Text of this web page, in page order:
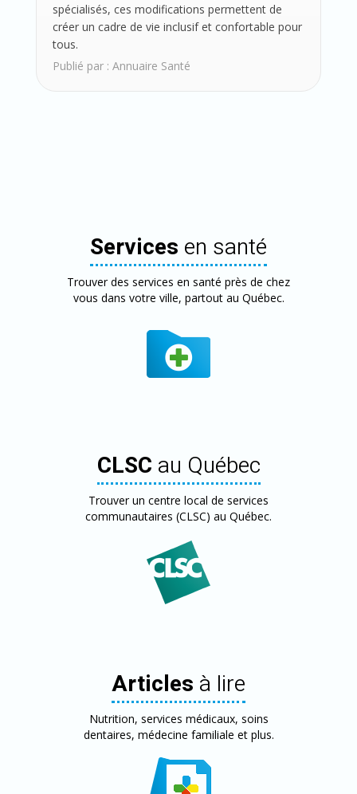
spécialisés, ces modifications permettent de
créer un cadre de vie inclusif et confortable pour
tous.
Publié par : Annuaire Santé
Services en santé
Trouver des services en santé près de chez
vous dans votre ville, partout au Québec.
CLSC au Québec
Trouver un centre local de services
communautaires (CLSC) au Québec.
Articles à lire
Nutrition, services médicaux, soins
dentaires, médecine familiale et plus.